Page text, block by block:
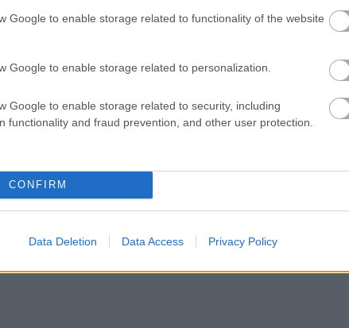
Google to enable storage related to functionality of the website
Google to enable storage related to personalization.
Google to enable storage related to security, including
functionality and fraud prevention, and other user protection.
CONFIRM
Data Deletion Data Access Privacy Policy
vett: